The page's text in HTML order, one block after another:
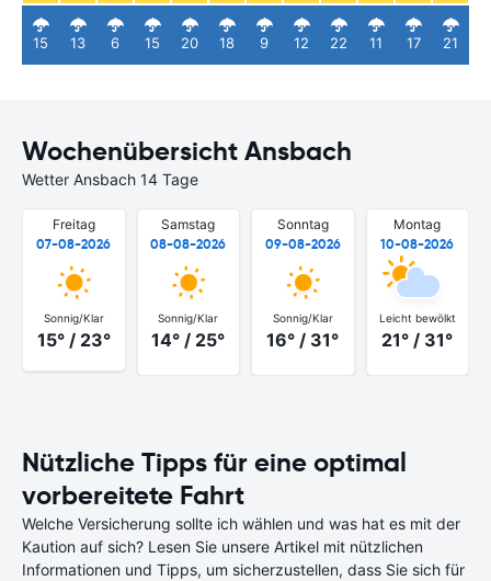
15 13 6 15 20 18 9 12 22 11 17 21
Wochenübersicht Ansbach
Wetter Ansbach 14 Tage
Freitag
07-08-2026
Sonnig/Klar
15° / 23°
Samstag
08-08-2026
Sonnig/Klar
14° / 25°
Sonntag
09-08-2026
Sonnig/Klar
16° / 31°
Montag
10-08-2026
Leicht bewölkt
21° / 31°
Nützliche Tipps für eine optimal
vorbereitete Fahrt
Welche Versicherung sollte ich wählen und was hat es mit der
Kaution auf sich? Lesen Sie unsere Artikel mit nützlichen
Informationen und Tipps, um sicherzustellen, dass Sie sich für